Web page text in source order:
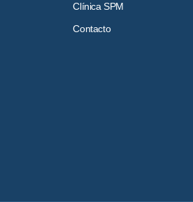
Clínica SPM
Contacto